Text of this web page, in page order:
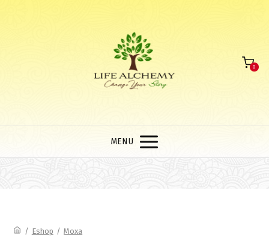
0
MENU
/ Eshop / Moxa